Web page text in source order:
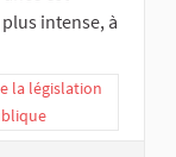
intense, à
la législation